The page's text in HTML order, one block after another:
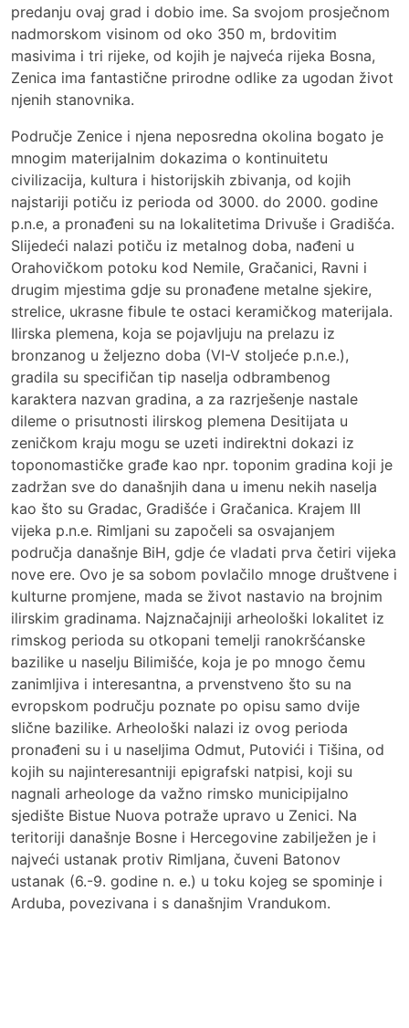
predanju ovaj grad i dobio ime. Sa svojom prosječnom
nadmorskom visinom od oko 350 m, brdovitim
masivima i tri rijeke, od kojih je najveća rijeka Bosna,
Zenica ima fantastične prirodne odlike za ugodan život
njenih stanovnika.
Područje Zenice i njena neposredna okolina bogato je
mnogim materijalnim dokazima o kontinuitetu
civilizacija, kultura i historijskih zbivanja, od kojih
najstariji potiču iz perioda od 3000. do 2000. godine
p.n.e, a pronađeni su na lokalitetima Drivuše i Gradišća.
Slijedeći nalazi potiču iz metalnog doba, nađeni u
Orahovičkom potoku kod Nemile, Gračanici, Ravni i
drugim mjestima gdje su pronađene metalne sjekire,
strelice, ukrasne fibule te ostaci keramičkog materijala.
Ilirska plemena, koja se pojavljuju na prelazu iz
bronzanog u željezno doba (VI-V stoljeće p.n.e.),
gradila su specifičan tip naselja odbrambenog
karaktera nazvan gradina, a za razrješenje nastale
dileme o prisutnosti ilirskog plemena Desitijata u
zeničkom kraju mogu se uzeti indirektni dokazi iz
toponomastičke građe kao npr. toponim gradina koji je
zadržan sve do današnjih dana u imenu nekih naselja
kao što su Gradac, Gradišće i Gračanica. Krajem III
vijeka p.n.e. Rimljani su započeli sa osvajanjem
područja današnje BiH, gdje će vladati prva četiri vijeka
nove ere. Ovo je sa sobom povlačilo mnoge društvene i
kulturne promjene, mada se život nastavio na brojnim
ilirskim gradinama. Najznačajniji arheološki lokalitet iz
rimskog perioda su otkopani temelji ranokršćanske
bazilike u naselju Bilimišće, koja je po mnogo čemu
zanimljiva i interesantna, a prvenstveno što su na
evropskom području poznate po opisu samo dvije
slične bazilike. Arheološki nalazi iz ovog perioda
pronađeni su i u naseljima Odmut, Putovići i Tišina, od
kojih su najinteresantniji epigrafski natpisi, koji su
nagnali arheologe da važno rimsko municipijalno
sjedište Bistue Nuova potraže upravo u Zenici. Na
teritoriji današnje Bosne i Hercegovine zabilježen je i
najveći ustanak protiv Rimljana, čuveni Batonov
ustanak (6.-9. godine n. e.) u toku kojeg se spominje i
Arduba, povezivana i s današnjim Vrandukom.